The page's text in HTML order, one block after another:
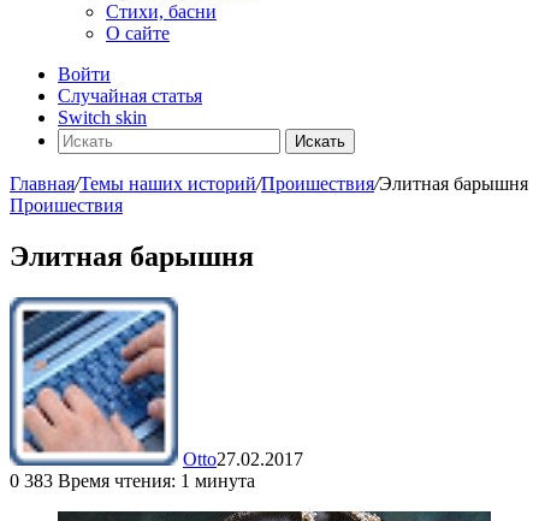
Стихи, басни
О сайте
Войти
Случайная статья
Switch skin
Искать
Главная/Темы наших историй/Проишествия/Элитная барышня
Проишествия
Элитная барышня
Otto27.02.2017
0 383 Время чтения: 1 минута